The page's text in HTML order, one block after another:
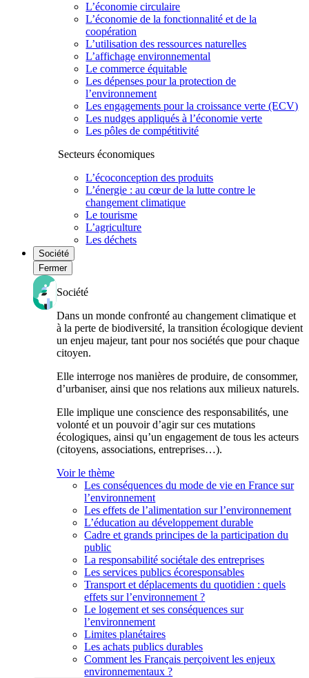
L’économie circulaire
L’économie de la fonctionnalité et de la
coopération
L’utilisation des ressources naturelles
L’affichage environnemental
Le commerce équitable
Les dépenses pour la protection de
l’environnement
Les engagements pour la croissance verte (ECV)
Les nudges appliqués à l’économie verte
Les pôles de compétitivité
Secteurs économiques
L’écoconception des produits
L’énergie : au cœur de la lutte contre le
changement climatique
Le tourisme
L’agriculture
Les déchets
Société
Fermer
Société
Dans un monde confronté au changement climatique et
à la perte de biodiversité, la transition écologique devient
un enjeu majeur, tant pour nos sociétés que pour chaque
citoyen.
Elle interroge nos manières de produire, de consommer,
d’urbaniser, ainsi que nos relations aux milieux naturels.
Elle implique une conscience des responsabilités, une
volonté et un pouvoir d’agir sur ces mutations
écologiques, ainsi qu’un engagement de tous les acteurs
(citoyens, associations, entreprises…).
Voir le thème
Les conséquences du mode de vie en France sur
l’environnement
Les effets de l’alimentation sur l’environnement
L’éducation au développement durable
Cadre et grands principes de la participation du
public
La responsabilité sociétale des entreprises
Les services publics écoresponsables
Transport et déplacements du quotidien : quels
effets sur l’environnement ?
Le logement et ses conséquences sur
l’environnement
Limites planétaires
Les achats publics durables
Comment les Français perçoivent les enjeux
environnementaux ?